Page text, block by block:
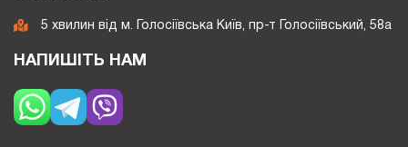
5 хвилин від м. Голосіївська Київ, пр-т Голосіївський, 58а
НАПИШІТЬ НАМ